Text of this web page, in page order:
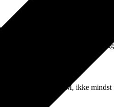
unødvendigt med fly mange
fremtidssikre KLM, ikke mindst